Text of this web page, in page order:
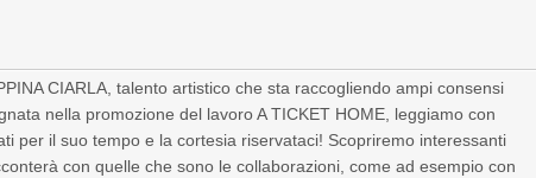
CIARLA, talento artistico che sta raccogliendo ampi consensi
nella promozione del lavoro A TICKET HOME, leggiamo con
per il suo tempo e la cortesia riservataci! Scopriremo interessanti
con quelle che sono le collaborazioni, come ad esempio con